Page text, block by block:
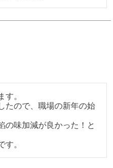
す。
たので、職場の新年の始
の味加減が良かった！と
す。